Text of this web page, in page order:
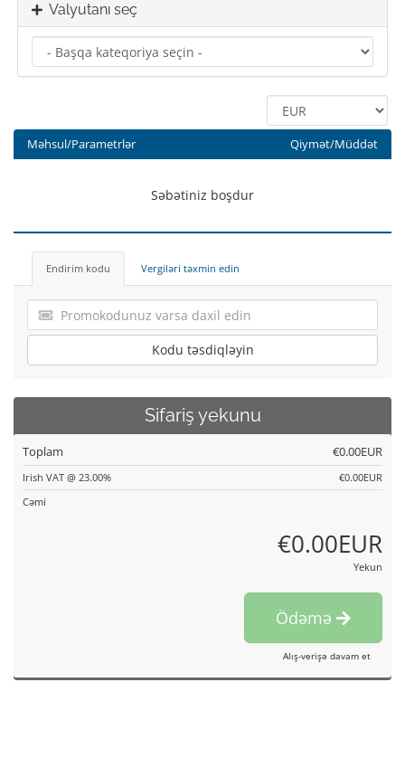
Valyutanı seç
Məhsul/Parametrlər Qiymət/Müddət
Səbətiniz boşdur
Endirim kodu Vergiləri təxmin edin
Kodu təsdiqləyin
Sifariş yekunu
Toplam €0.00EUR
Irish VAT @ 23.00%
€0.00EUR
Cəmi
€0.00EUR
Yekun
Ödəmə
Alış-verişə davam et